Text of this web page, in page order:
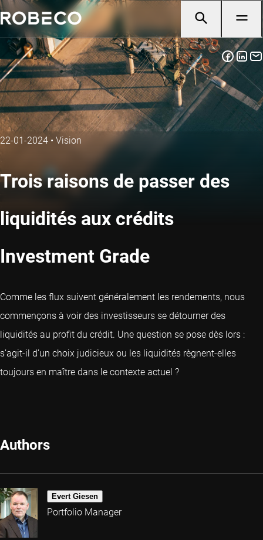
22-01-2024 • Vision
Trois raisons de passer des
liquidités aux crédits
Investment Grade
Comme les flux suivent généralement les rendements, nous
commençons à voir des investisseurs se détourner des
liquidités au profit du crédit. Une question se pose dès lors :
s’agit-il d’un choix judicieux ou les liquidités règnent-elles
toujours en maître dans le contexte actuel ?
Authors
Evert Giesen
Portfolio Manager